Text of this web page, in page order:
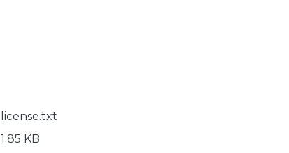
license.txt
1.85 KB